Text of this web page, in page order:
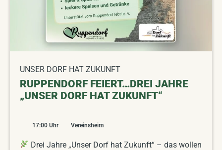
UNSER DORF HAT ZUKUNFT
RUPPENDORF FEIERT…DREI JAHRE
„UNSER DORF HAT ZUKUNFT“
17:00 Uhr Vereinsheim
Drei Jahre „Unser Dorf hat Zukunft“ – das wollen